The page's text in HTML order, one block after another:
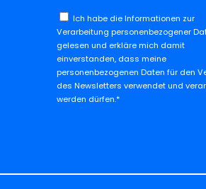
Ich habe dieInformationen zur
Verarbeitung personenbezogener
gelesen und erkläre mich damit
einverstanden, dass meine
personenbezogenen Daten für den
des Newsletters verwendet und
werden dürfen.*